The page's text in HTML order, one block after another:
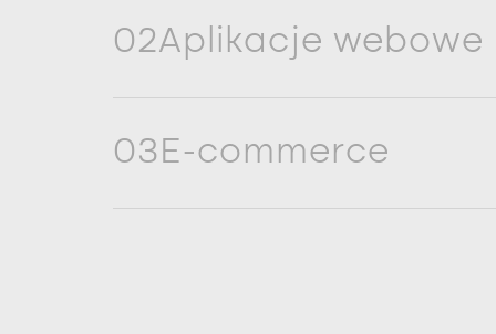
02Aplikacje webowe
03 E-commerce